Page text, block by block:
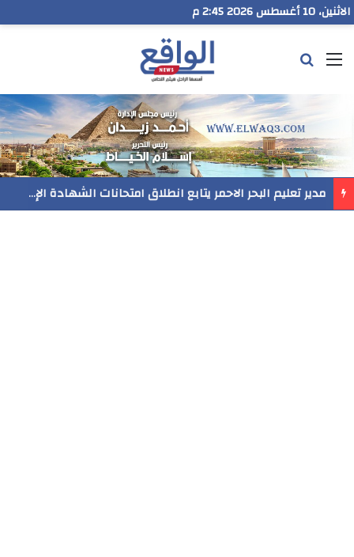
الاثنين، 10 أغسطس 2026 2:45 م
القائمة
مدير تعليم البحر الاحمر يتابع انطلاق امتحانات الشهادة الإعدادية ويؤكد: الانضباط